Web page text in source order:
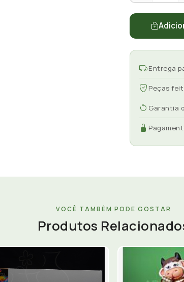
Entrega
Peças
Garantia
VOCÊ TAMBÉM PODE GOSTAR
Produtos